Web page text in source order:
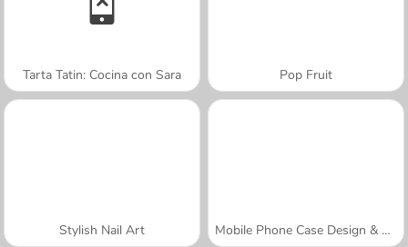
Tarta Tatin: Cocina con Sara Pop Fruit
Stylish Nail Art Mobile Phone Case Design & DIY